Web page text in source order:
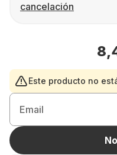
cancelación
Este producto no
Email